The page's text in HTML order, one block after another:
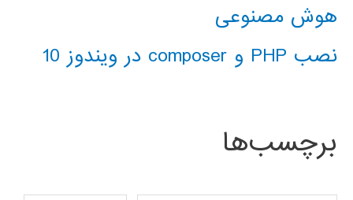
هوش مصنوعی
نصب PHP و composer در ویندوز 10
برچسب‌ها